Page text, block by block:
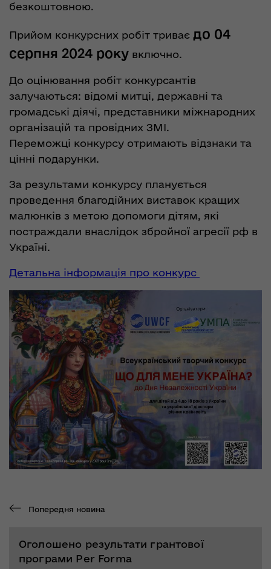
безкоштовною.
Прийом конкурсних робіт триває до 04
серпня 2024 року включно.
До оцінювання робіт конкурсантів
залучаються: відомі митці, державні та
громадські діячі, представники міжнародних
організацій та провідних ЗМІ.
Переможці конкурсу отримають відзнаки та
цінні подарунки.
За результами конкурсу планується
проведення благодійних виставок кращих
малюнків з метою допомоги дітям, які
постраждали внаслідок збройної агресії рф в
Україні.
Детальна інформація про конкурс
Попередня новина
Оголошено результати грантової
програми Per Forma